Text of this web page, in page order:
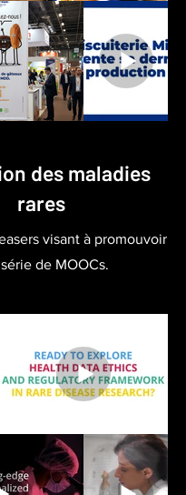
des maladies
rares
visant à promouvoir
de MOOCs.